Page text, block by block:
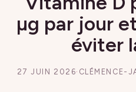
µg par jour
éviter
27 JUIN 2026· CLÉMENCE-